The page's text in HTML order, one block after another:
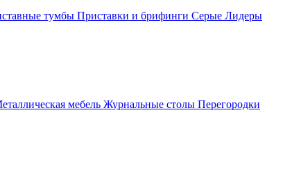
тумбы Приставки и брифинги Серые Лидеры
мебель Журнальные столы Перегородки